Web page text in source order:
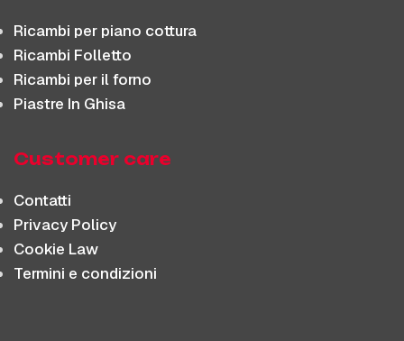
Ricambi per piano cottura
Ricambi Folletto
Ricambi per il forno
Piastre In Ghisa
Customer care
Contatti
Privacy Policy
Cookie Law
Termini e condizioni